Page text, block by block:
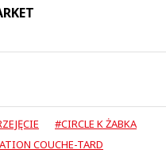
#CIRCLE K ŻABKA
COUCHE-TARD